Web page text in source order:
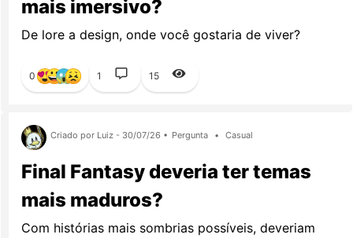
mais imersivo?
De lore a design, onde você gostaria de viver?
0 1 15
Criado por Luiz - 30/07/26 • Pergunta • Casual
Final Fantasy deveria ter temas
mais maduros?
Com histórias mais sombrias possíveis, deveriam